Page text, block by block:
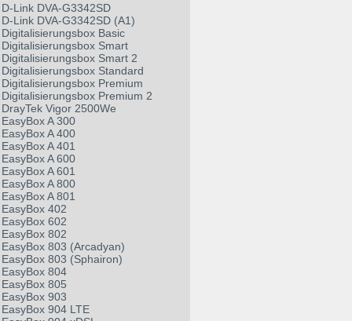
D-Link DVA-G3342SD
D-Link DVA-G3342SD (A1)
Digitalisierungsbox Basic
Digitalisierungsbox Smart
Digitalisierungsbox Smart 2
Digitalisierungsbox Standard
Digitalisierungsbox Premium
Digitalisierungsbox Premium 2
DrayTek Vigor 2500We
EasyBox A 300
EasyBox A 400
EasyBox A 401
EasyBox A 600
EasyBox A 601
EasyBox A 800
EasyBox A 801
EasyBox 402
EasyBox 602
EasyBox 802
EasyBox 803 (Arcadyan)
EasyBox 803 (Sphairon)
EasyBox 804
EasyBox 805
EasyBox 903
EasyBox 904 LTE